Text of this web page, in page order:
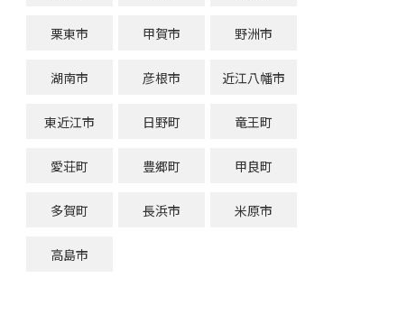
栗東市 甲賀市 野洲市
湖南市 彦根市 近江八幡市
東近江市 日野町 竜王町
愛荘町 豊郷町 甲良町
多賀町 長浜市 米原市
高島市